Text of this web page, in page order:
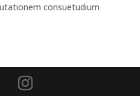
consuetudium